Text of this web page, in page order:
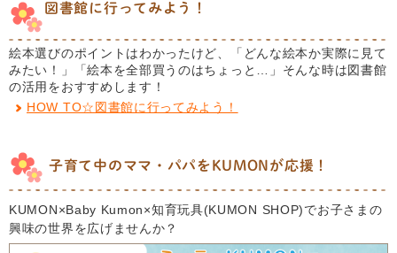
図書館に行ってみよう！
絵本選びのポイントはわかったけど、「どんな絵本か実際に見て
みたい！」「絵本を全部買うのはちょっと…」そんな時は図書館
の活用をおすすめします！
HOW TO☆図書館に行ってみよう！
子育て中のママ・パパをKUMONが応援！
KUMON×Baby Kumon×知育玩具(KUMON SHOP)でお子さまの
興味の世界を広げませんか？